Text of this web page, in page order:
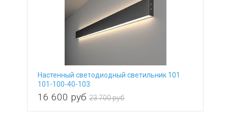
Настенный светодиодный светильник 101
101-100-40-103
16 600 руб 23 700 руб